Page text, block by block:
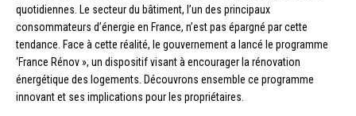
quotidiennes. Le secteur du bâtiment, l’un des principaux
consommateurs d’énergie en France, n’est pas épargné par cette
tendance. Face à cette réalité, le gouvernement a lancé le programme
‘France Rénov », un dispositif visant à encourager la rénovation
énergétique des logements. Découvrons ensemble ce programme
innovant et ses implications pour les propriétaires.